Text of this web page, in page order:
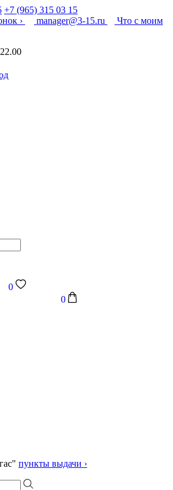
+7 (965) 315 03 15
›
manager@3-15.ru
Что с моим
0
0
пункты выдачи ›